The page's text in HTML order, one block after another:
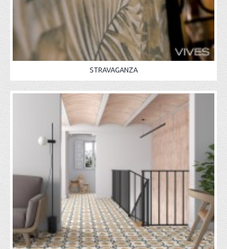
STRAVAGANZA